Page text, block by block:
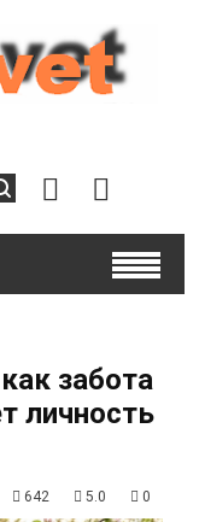
забота
личность
642 5.0 0